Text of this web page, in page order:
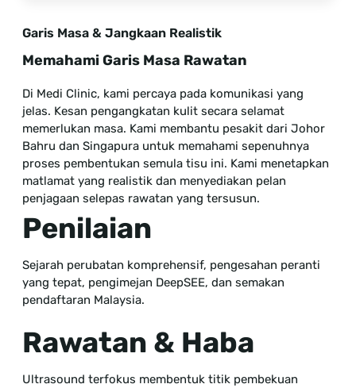
Garis Masa & Jangkaan Realistik
Memahami Garis Masa Rawatan
Di Medi Clinic, kami percaya pada komunikasi yang
jelas. Kesan pengangkatan kulit secara selamat
memerlukan masa. Kami membantu pesakit dari Johor
Bahru dan Singapura untuk memahami sepenuhnya
proses pembentukan semula tisu ini. Kami menetapkan
matlamat yang realistik dan menyediakan pelan
penjagaan selepas rawatan yang tersusun.
Penilaian
Sejarah perubatan komprehensif, pengesahan peranti
yang tepat, pengimejan DeepSEE, dan semakan
pendaftaran Malaysia.
Rawatan & Haba
Ultrasound terfokus membentuk titik pembekuan